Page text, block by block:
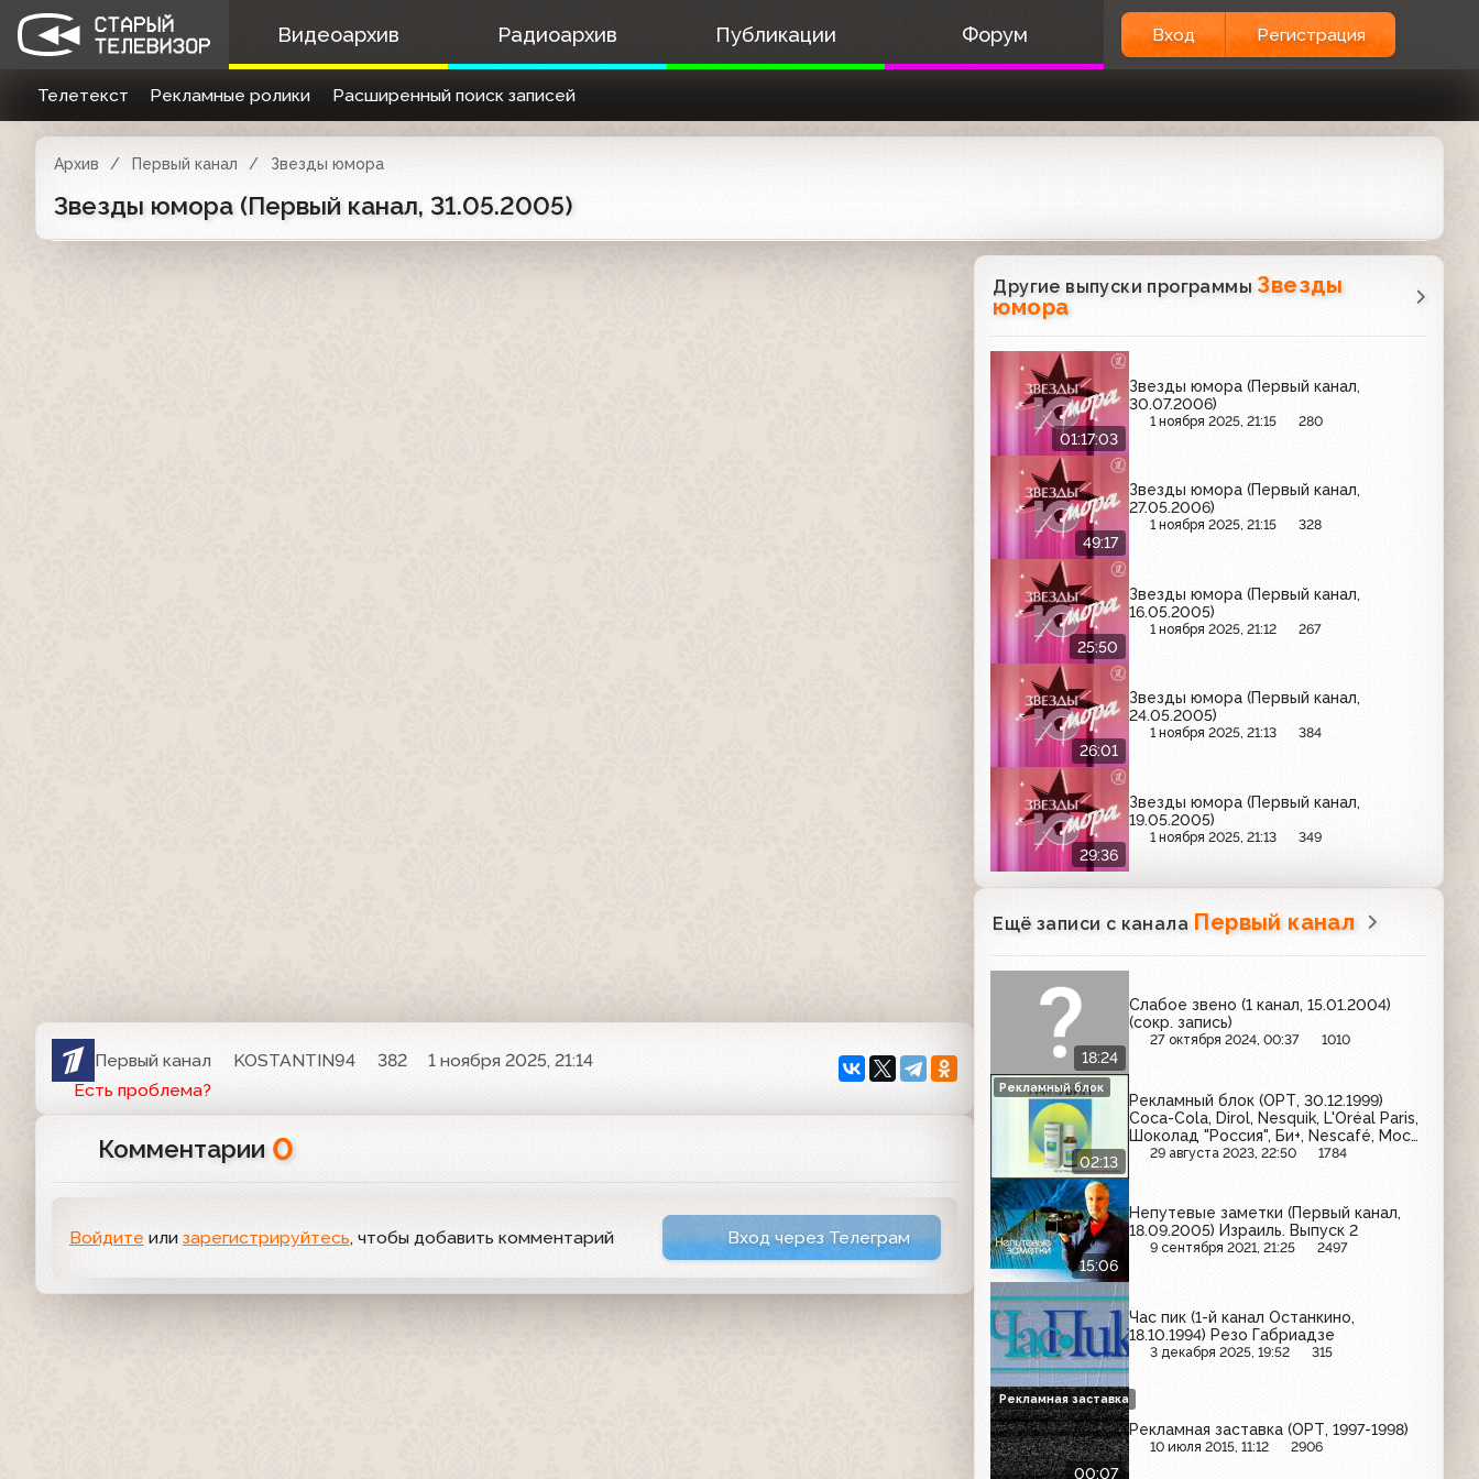
Видеоархив Радиоархив Публикации Форум Вход Регистрация
Телетекст Рекламные ролики Расширенный поиск записей
Архив Первый канал Звезды юмора
Звезды юмора (Первый канал, 31.05.2005)
Первый канал KOSTANTIN94 382
1 ноября 2025, 21:14
Есть проблема?
Комментарии 0
Войдите или зарегистрируйтесь, чтобы добавить комментарий Вход через Телеграм
Другие выпуски программы Звезды
юмора
01:17:03
Звезды юмора (Первый канал,
30.07.2006)
1 ноября 2025, 21:15 280
49:17
Звезды юмора (Первый канал,
27.05.2006)
1 ноября 2025, 21:15 328
25:50
Звезды юмора (Первый канал,
16.05.2005)
1 ноября 2025, 21:12 267
26:01
Звезды юмора (Первый канал,
24.05.2005)
1 ноября 2025, 21:13 384
29:36
Звезды юмора (Первый канал,
19.05.2005)
1 ноября 2025, 21:13 349
Ещё записи с канала Первый канал
18:24
Слабое звено (1 канал, 15.01.2004)
(сокр. запись)
27 октября 2024, 00:37 1010
02:13
Рекламный блок (ОРТ, 30.12.1999)
Coca-Cola, Dirol, Nesquik, L'Oréal Paris,
Шоколад "Россия", Би+, Nescafé, Мост-
Банк, Афлубин
29 августа 2023, 22:50 1784
Рекламный блок
15:06
Непутевые заметки (Первый канал,
18.09.2005) Израиль. Выпуск 2
9 сентября 2021, 21:25 2497
Час пик (1-й канал Останкино,
18.10.1994) Резо Габриадзе
3 декабря 2025, 19:52 315
00:07
Рекламная заставка (ОРТ, 1997-1998)
10 июля 2015, 11:12 2906
Рекламная заставка